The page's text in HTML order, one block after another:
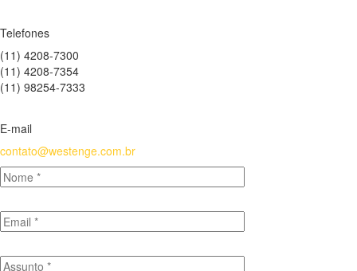
Telefones
(11) 4208-7300
(11) 4208-7354
(11) 98254-7333
E-mail
contato@westenge.com.br